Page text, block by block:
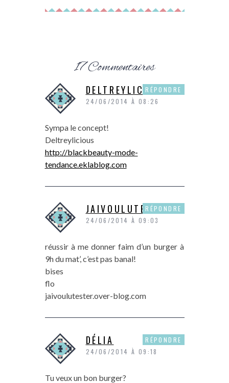
17 Commentaires
DELTREYLICIOUS
24/06/2014 À 08:26
Sympa le concept!
Deltreylicious
http://blackbeauty-mode-
tendance.eklablog.com
RÉPONDRE
JAIVOULUTESTER
24/06/2014 À 09:03
réussir à me donner faim d’un burger à
9h du mat’, c’est pas banal!
bises
flo
jaivoulutester.over-blog.com
RÉPONDRE
DÉLIA
24/06/2014 À 09:18
Tu veux un bon burger?
RÉPONDRE